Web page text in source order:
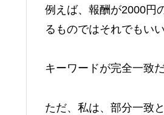
例えば、報酬が2000円
るものではそれでもい
キーワードが完全一致
ただ、私は、部分一致